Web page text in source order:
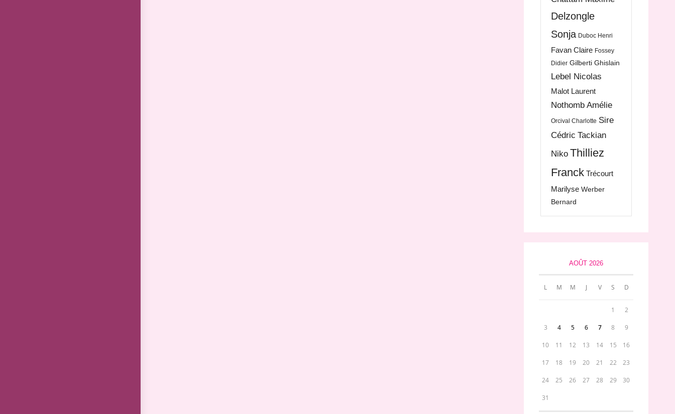
Delzongle
Sonja Duboc Henri
Favan Claire Fossey
Didier Gilberti Ghislain
Lebel Nicolas
Malot Laurent
Nothomb Amélie
Orcival Charlotte Sire
Cédric Tackian
Niko Thilliez
Franck Trécourt
Marilyse Werber
Bernard
AOÛT 2026
L M M J V S D
1 2
3 4 5 6 7 8 9
10 11 12 13 14 15 16
17 18 19 20 21 22 23
24 25 26 27 28 29 30
31